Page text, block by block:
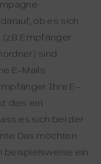
ob es sich
Empfänger
sind
E-Mails
Ihre E-
dies ein
es sich bei der
Das möchten
beispielsweise ein